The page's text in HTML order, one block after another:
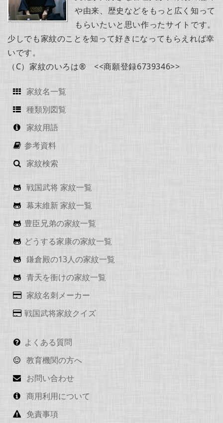
や由来、歴史などをもっと広く知って
もらいたいと思い作ったサイトです。
少しでも家紋のことを知って好きになってもらえれば幸
いです。
（C）家紋のいろは® <<商願登録6739346>>
家紋名一覧
種類別図覧
家紋用語
参考資料
家紋検索
戦国武将 家紋一覧
幕末維新 家紋一覧
豊臣兄弟の家紋一覧
どうする家康の家紋一覧
鎌倉殿の13人の家紋一覧
青天を衝けの家紋一覧
家紋名刺メーカー
戦国武将家紋クイズ
よくある質問
教育機関の方へ
お問い合わせ
商用利用について
免責事項